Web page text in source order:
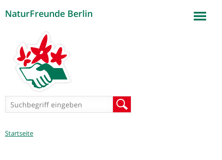
NaturFreunde Berlin
Suchformular
Sie
Startseite